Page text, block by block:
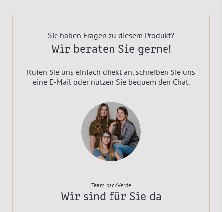
Sie haben Fragen zu diesem Produkt?
Wir beraten Sie gerne!
Rufen Sie uns einfach direkt an, schreiben Sie uns
eine E-Mail oder nutzen Sie bequem den Chat.
Team packVerde
Wir sind für Sie da